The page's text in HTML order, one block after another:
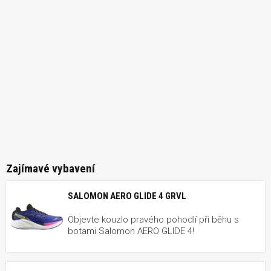
Zajímavé vybavení
SALOMON AERO GLIDE 4 GRVL
Objevte kouzlo pravého pohodlí při běhu s
botami Salomon AERO GLIDE 4!